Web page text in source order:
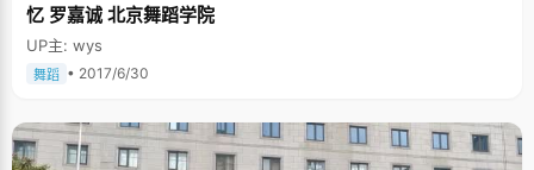
忆 罗嘉诚 北京舞蹈学院
UP主: wys
舞蹈 • 2017/6/30